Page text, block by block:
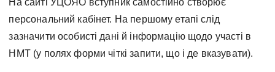
На сайті УЦОЯО вступник самостійно створює
персональний кабінет. На першому етапі слід
зазначити особисті дані й інформацію щодо участі в
НМТ (у полях форми чіткі запити, що і де вказувати).